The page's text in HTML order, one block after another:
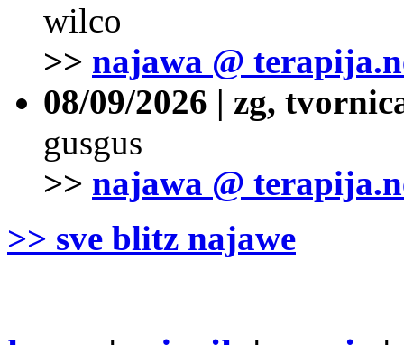
wilco
>> najawa @
08/09/2026 | zg,
gusgus
>> najawa @
>> sve blitz najawe